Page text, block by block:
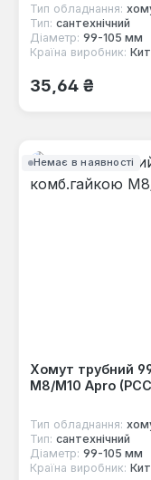
Тип обладнання:
Тип: сантехнічний
Діаметр: 99-105 мм
Країна виробник:
Звичайна ціна:
35,64 ₴
Немає в наявності
Хомут трубний
М8/М10 Apro
Тип обладнання:
Тип: сантехнічний
Діаметр: 99-105 мм
Країна виробник: